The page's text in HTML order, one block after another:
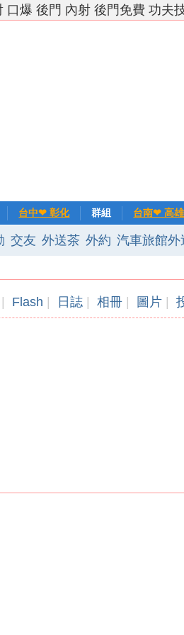
口爆 後門 內射 後門免費 功夫
台中❤ 彰化 群組 台南❤ 高雄
交友 外送茶 外約 汽車旅館外
Flash 日誌 相冊 圖片